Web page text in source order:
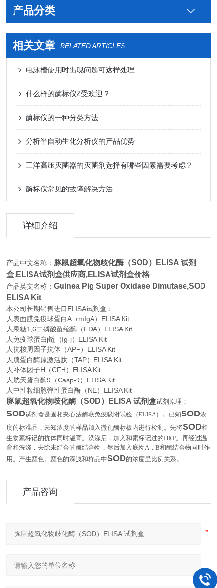
产品分类
相关文章 RELATED ARTICLES
电泳槽使用时出现问题可这样处理
什么样的酶标仪Z受欢迎？
酶标仪的一种分类方法
分析半自动生化分析仪的产品优势
三洋高压灭菌器的灭菌剂选择有哪些因素需要考虑？
酶标仪常见的故障解决方法
详细介绍
产品中文名称： 豚鼠超氧化物歧化酶（SOD）ELISA 试剂
盒,ELISA试剂盒供应商,ELISA试剂盒价格
产品英文名称：Guinea Pig Super Oxidase Dimutase,SOD
ELISA Kit
本公司长期销售进口ELISA试剂盒：
人表面膜免疫球蛋白A（mIgA）ELISA Kit
人果糖1,6二磷酸醛缩酶（FDA）ELISA Kit
人免疫球蛋白j链（Ig-j）ELISA Kit
人抗核周因子抗体（APF）ELISA Kit
人胰蛋白酶原激活肽（TAP）ELISA Kit
人补体因子H（CFH）ELISA Kit
人胱天蛋白酶9（Casp-9）ELISA Kit
人中性粒细胞弹性蛋白酶（NE）ELISA Kit
豚鼠超氧化物歧化酶（SOD）ELISA 试剂盒试剂原理：
SOD试剂盒是固相夹心法酶联免疫吸附试验（ELISA）。已知SOD浓
度的标准品，未知浓度的样品加入微孔酶标板内进行检测。先将SOD和
生物素标记的抗体同时温育。洗涤后，加入和素标记过的HRP。再经过温
育和洗涤，去除未结合的酶结合物，然后加入底物A ，B和酶结合物同时作
用。产生颜色。颜色的深浅和样品中SOD的浓度呈比例关系。
产品咨询